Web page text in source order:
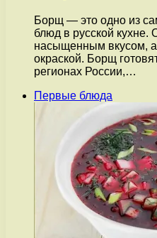
Борщ — это одно из
блюд в русской кухне.
насыщенным вкусом,
окраской. Борщ
регионах России,…
Первые блюда